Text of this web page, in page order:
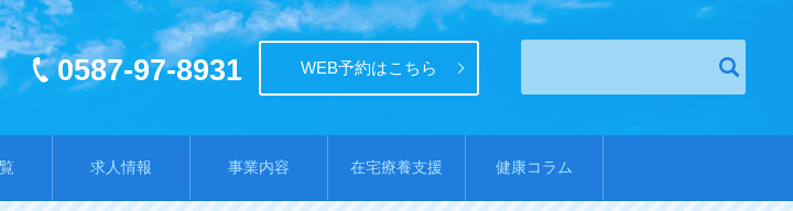
0587-97-8931 WEB予約はこちら
求人情報 事業内容 在宅療養支援 健康コラム